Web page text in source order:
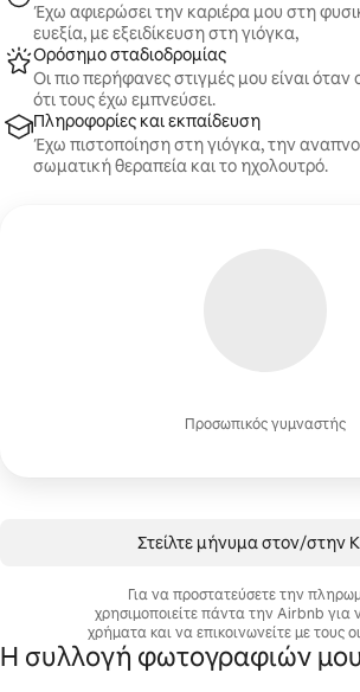
Προσωπικός γυμναστής
Έχω αφιερώσει την καριέρα μου στη
ευεξία, με εξειδίκευση στη γιόγκα,
Ορόσημο σταδιοδρομίας
Οι πιο περήφανες στιγμές μου είναι όταν
ότι τους έχω εμπνεύσει.
Πληροφορίες και εκπαίδευση
Έχω πιστοποίηση στη γιόγκα, την
σωματική θεραπεία και το ηχολουτρό.
Στείλτε μήνυμα στον/στην
Για να προστατεύσετε την
χρησιμοποιείτε πάντα την Airbnb για
χρήματα και να επικοινωνείτε με τους
Η συλλογή φωτογραφιών